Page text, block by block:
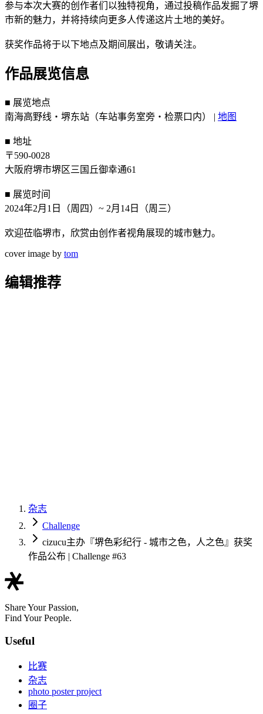
参与本次大赛的创作者们以独特视角，通过投稿作品发掘了堺
市新的魅力，并将持续向更多人传递这片土地的美好。
获奖作品将于以下地点及期间展出，敬请关注。
作品展览信息
■ 展览地点
南海高野线・堺东站（车站事务室旁・检票口内） | 地图
■ 地址
〒590-0028
大阪府堺市堺区三国丘御幸通61
■ 展览时间
2024年2月1日（周四）~ 2月14日（周三）
欢迎莅临堺市，欣赏由创作者视角展现的城市魅力。
cover image by tom
编辑推荐
杂志
Challenge
cizucu主办『堺色彩纪行 - 城市之色，人之色』获奖
作品公布 | Challenge #63
Share Your Passion,
Find Your People.
Useful
比赛
杂志
photo poster project
圈子